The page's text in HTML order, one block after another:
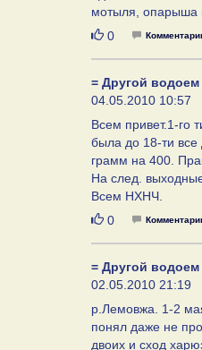
мотыля, опарыша
Нравится
0
= Другой водоем
04.05.2010 10:57
Всем привет.1-го
была до 18-ти все
грамм на 400.
На след.
Всем НХНЧ.
Нравится
0
= Другой водоем
02.05.2010 21:19
р.Лемовжа. 1-2
понял даже не
двоих и сход